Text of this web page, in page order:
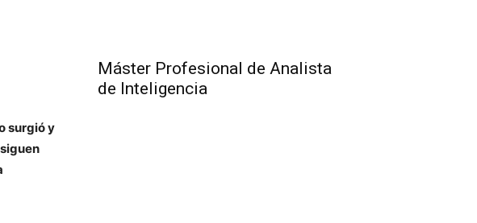
surgió y
Máster Profesional de Analista
de Inteligencia